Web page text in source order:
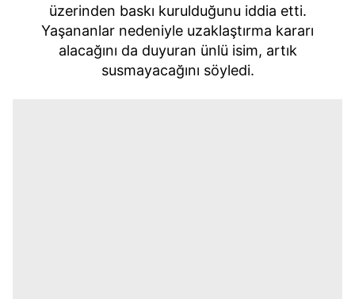
üzerinden baskı kurulduğunu iddia etti.
Yaşananlar nedeniyle uzaklaştırma kararı
alacağını da duyuran ünlü isim, artık
susmayacağını söyledi.